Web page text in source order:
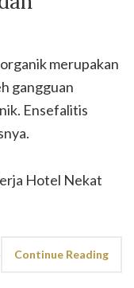
merupakan
gangguan
Ensefalitis
Hotel Nekat
Continue Reading